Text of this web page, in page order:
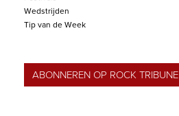
Wedstrijden
Tip van de Week
ABONNEREN OP ROCK TRIBUNE